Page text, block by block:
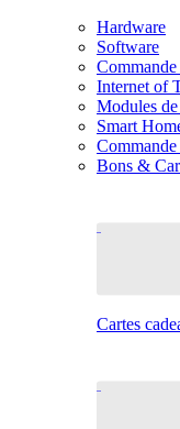
Hardware
Software
Internet of
Modules
Smart
Bons &
Cartes